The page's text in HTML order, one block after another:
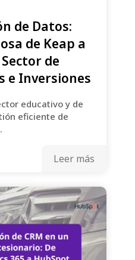
de Datos:
de Keap a
de
e Inversiones
educativo y de
eficiente de
Leer más